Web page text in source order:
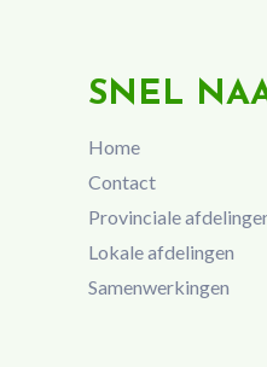
SNEL
Home
Contact
Provinciale
Lokale afdelingen
Samenwerkingen